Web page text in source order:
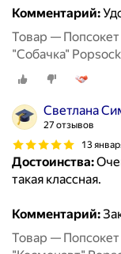
Комментарий:
Товар —
"Собачка"
Светлана
27 отзывов
13
Достоинства:
такая классная.
Комментарий:
Товар —